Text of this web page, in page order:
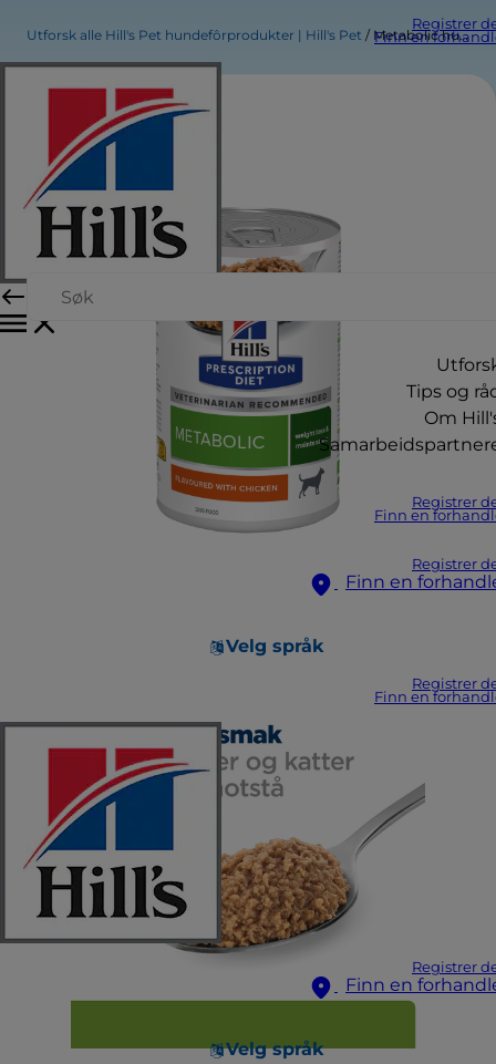
Registrer
Finn en
Tips og
Om
Registrer
Finn en
Registrer
Finn en
Velg språk
Registrer
Finn en
Registrer
Finn en
Velg språk
Utforsk alle Hill's Pet hundefôrprodukter | Hill's Pet Metabolic hundefôr